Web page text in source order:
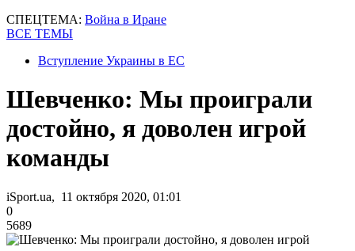
СПЕЦТЕМА: Война в Иране
ВСЕ ТЕМЫ
Вступление Украины в ЕС
Шевченко: Мы проиграли
достойно, я доволен игрой
команды
iSport.ua, 11 октября 2020, 01:01
0
5689